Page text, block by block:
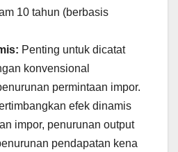
10 tahun (berbasis
Penting untuk dicatat
konvensional
permintaan impor.
efek dinamis
impor, penurunan output
pendapatan kena